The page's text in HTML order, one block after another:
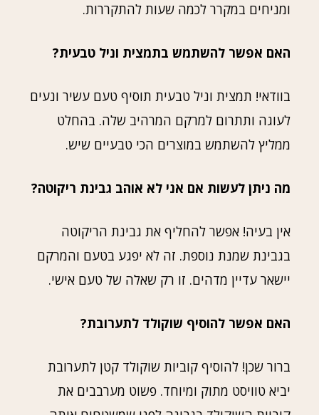
ומניחים במקרר לכמה שעות להתקררות.
האם אפשר להשתמש בתמצית וניל טבעית?
בוודאי! תמצית וניל טבעית תוסיף טעם עשיר ונעים
לעוגה ותתרום למרקם המרהיב שלה. בהחלט
ממליץ להשתמש במוצרים הכי טבעיים שיש.
מה ניתן לעשות אם אני לא אוהב גבינת ריקוטה?
אין בעיה! אפשר להחליף את גבינת הריקוטה
בגבינת שמנת נוספת. זה לא יפגע בטעם והמרקם
יישאר עדיין מדהים. זו רק שאלה של טעם אישי.
האם אפשר להוסיף שוקולד לתערובת?
ברור שכן! להוסיף קוביות שוקולד קטן לתערובת
יביא טוויסט מתוק ומיוחד. פשוט מערבבים את